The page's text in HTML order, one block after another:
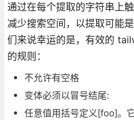
通过在每个提取的字符串上
减少搜索空间，以提取可能
们来说幸运的是，有效的
的规则：
不允许有空格
变体必须以冒号结尾:
任意值用括号定义[foo]。